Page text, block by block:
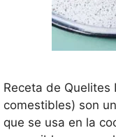
Receta de
comestibles) son
que se usa en la